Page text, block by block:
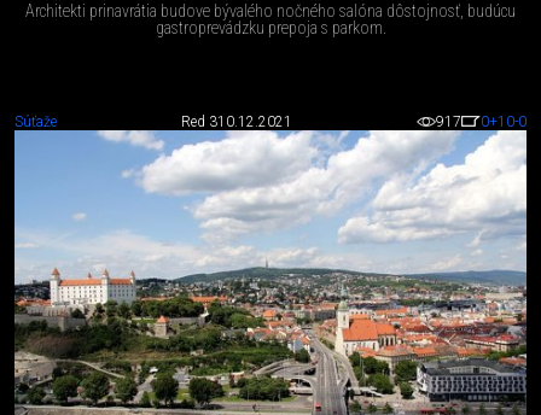
Architekti prinavrátia budove bývalého nočného salóna dôstojnosť, budúcu
gastroprevádzku prepoja s parkom.
Súťaže Red 310.12.2021 917 0+10-0